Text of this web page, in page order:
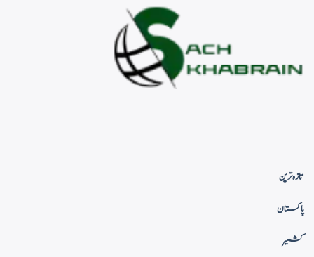
تازہ ترین
پاکستان
کشمیر